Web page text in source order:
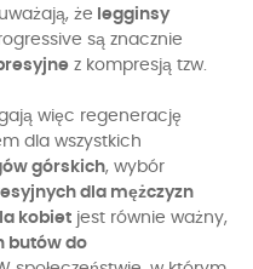
że legginsy
są znacznie
z kompresją tzw.
więc regenerację
dla wszystkich
górskich, wybór
dla mężczyzn
kobiet jest równie ważny,
butów do